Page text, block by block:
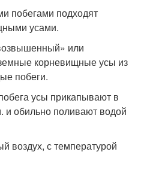
побегами подходят
усами.
или
корневищные усы из
побеги.
усы прикапывают в
и обильно поливают водой
воздух, с температурой